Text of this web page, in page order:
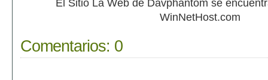
El Sitio La Web de Davphantom se
WinNetHost.com
Comentarios: 0